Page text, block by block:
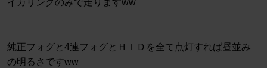
イカリングのみで走りますww
純正フォグと4連フォグとＨＩＤを全て点灯すれば昼並み
の明るさですww